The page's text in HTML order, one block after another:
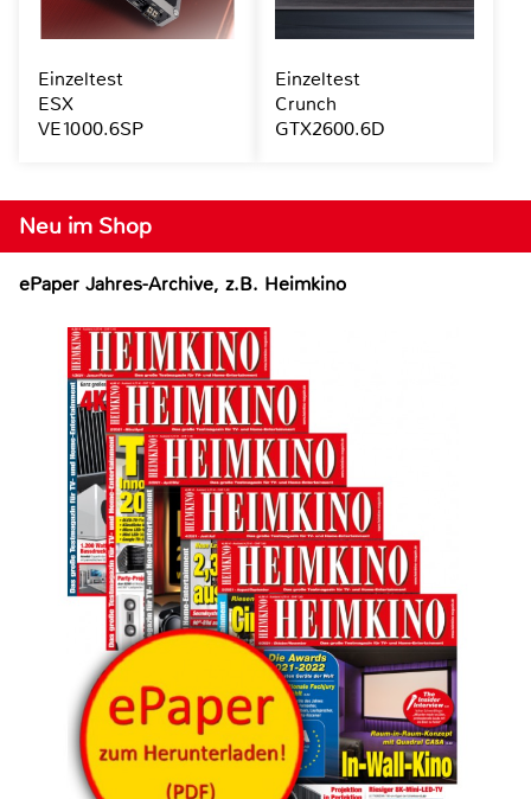
Neu im Shop
ePaper Jahres-Archive, z.B. Heimkino
Einzeltest
ESX
VE1000.6SP
Einzeltest
Crunch
GTX2600.6D